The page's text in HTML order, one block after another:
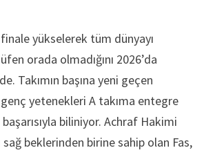
finale yükselerek tüm dünyayı
orada olmadığını 2026’da
Takımın başına yeni geçen
yetenekleri A takıma entegre
biliniyor. Achraf Hakimi
sağ beklerinden birine sahip olan Fas,